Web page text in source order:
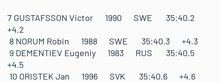
7 GUSTAFSSON Victor 1990 SWE 35:40.2
+4.2
8 NORUM Robin 1988 SWE 35:40.3 +4.3
9 DEMENTIEV Eugeniy 1983 RUS 35:40.5
+4.5
10 ORISTEK Jan 1996 SVK 35:40.6 +4.6